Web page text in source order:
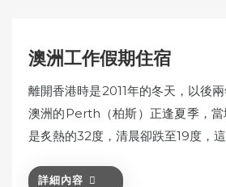
澳洲工作假期住宿
離開香港時是2011年的冬天，以後兩
澳洲的Perth（柏斯）正逢夏季，
是炙熱的32度，清晨卻跌至19度，
詳細內容